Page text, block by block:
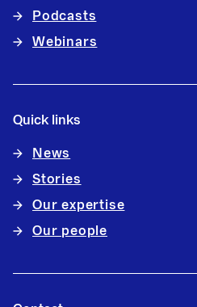
Podcasts
Webinars
Quick links
News
Stories
Our expertise
Our people